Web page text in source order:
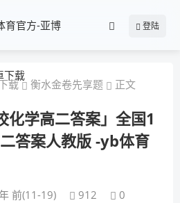
育官方-亚博
下载
登陆
载 衡水金卷先享题 正文
化学高二答案」全国1
答案人教版 -yb体育
前(11-19) 912 0